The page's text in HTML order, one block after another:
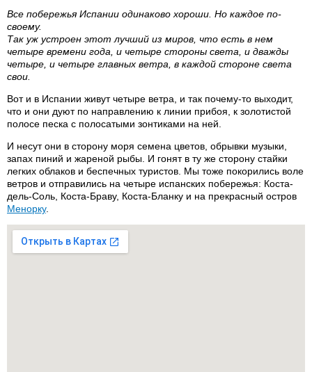
Все побережья Испании одинаково хороши. Но каждое по-
своему.
Так уж устроен этот лучший из миров, что есть в нем
четыре времени года, и четыре стороны света, и дважды
четыре, и четыре главных ветра, в каждой стороне света
свои.
Вот и в Испании живут четыре ветра, и так почему-то выходит,
что и они дуют по направлению к линии прибоя, к золотистой
полосе песка с полосатыми зонтиками на ней.
И несут они в сторону моря семена цветов, обрывки музыки,
запах пиний и жареной рыбы. И гонят в ту же сторону стайки
легких облаков и беспечных туристов. Мы тоже покорились воле
ветров и отправились на четыре испанских побережья: Коста-
дель-Соль, Коста-Браву, Коста-Бланку и на прекрасный остров
Менорку.